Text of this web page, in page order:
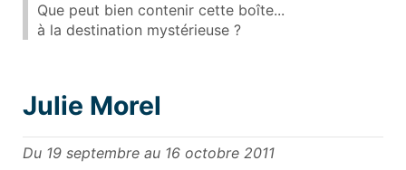
Que peut bien contenir cette boîte...
à la destination mystérieuse ?
Julie Morel
Du 19 septembre au 16 octobre 2011